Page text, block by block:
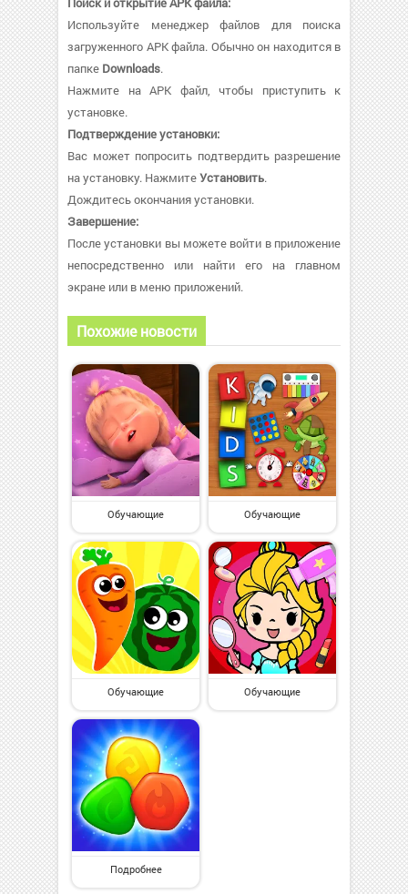
Используйте менеджер файлов для поиска
загруженного APK файла. Обычно он находится в
папке Downloads.
Нажмите на APK файл, чтобы приступить к
установке.
Подтверждение установки:
Вас может попросить подтвердить разрешение
на установку. НажмитеУстановить.
Дождитесь окончания установки.
Завершение:
После установки вы можете войти в приложение
непосредственно или найти его на главном
экране или в меню приложений.
Похожие новости
Обучающие Обучающие
Обучающие Обучающие
Подробнее